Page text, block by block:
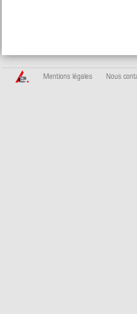
Mentions légales Nous